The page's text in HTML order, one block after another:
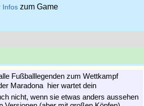
Infos zum Game
Fußballlegenden zum Wettkampf
Maradona  hier wartet dein
nicht, wenn sie etwas anders aussehen